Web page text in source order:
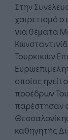
Στην
χαιρετισμό
για θέματα
Τουρκικών
οποίος
προέδρων
παρέστησαν
καθηγητής